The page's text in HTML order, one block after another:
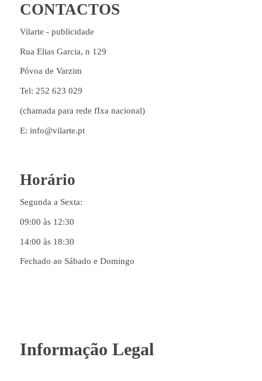
CONTACTOS
Vilarte - publicidade
Rua Elias Garcia, n 129
Póvoa de Varzim
Tel: 252 623 029
(chamada para rede fIxa nacional)
E: info@vilarte.pt
Horário
Segunda a Sexta:
09:00 às 12:30
14:00 às 18:30
Fechado ao Sábado e Domingo
Informação Legal